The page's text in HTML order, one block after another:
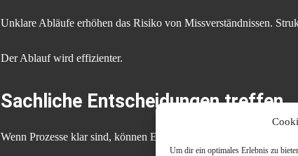
Um dir ein optimales Erlebnis zu
Unklare Abläufe erhöhen das Risiko von Missverständnissen.
Der Ablauf wird effizienter.
Sachliche Entscheidungen treffen
Wenn Prozesse klar sind, können Entscheidungen rational und